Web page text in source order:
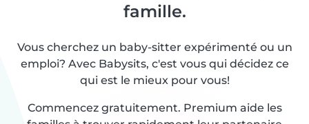
famille.
Vous cherchez un baby-sitter expérimenté ou un
emploi? Avec Babysits, c'est vous qui décidez ce
qui est le mieux pour vous!
Commencez gratuitement. Premium aide les